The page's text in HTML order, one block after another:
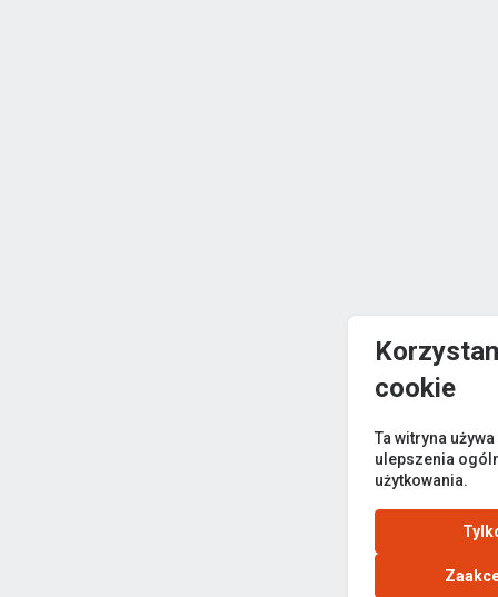
cookie
Ta witryna
ulepszenia
użytkowania.